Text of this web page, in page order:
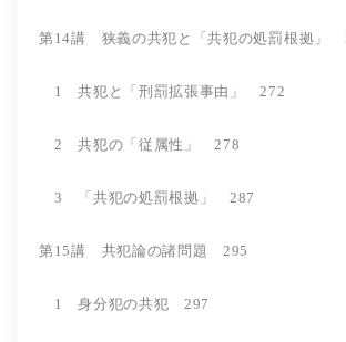
第14講 狭義の共犯と「共犯の処罰根拠」
1 共犯と「刑罰拡張事由」 272
2 共犯の「従属性」 278
3 「共犯の処罰根拠」 287
第15講 共犯論の諸問題 295
1 身分犯の共犯 297